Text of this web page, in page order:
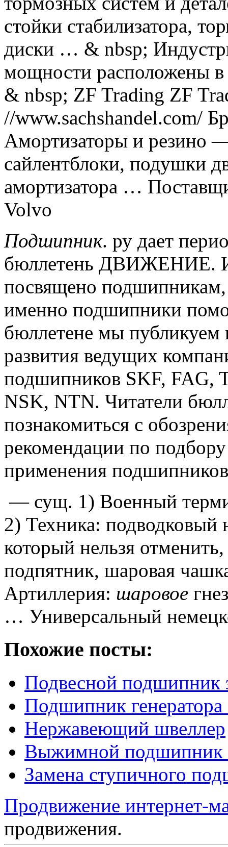
стойки стабилизатора,
диски … & nbsp;
мощности расположены
& nbsp; ZF Trading ZF
//www.sachshandel.com/
Амортизаторы и резино
сайлентблоки, подушки
амортизатора …
Volvo
Подшипник. ру дает
бюллетень ДВИЖЕНИЕ.
посвящено подшипникам,
именно подшипники
бюллетене мы публикуем
развития ведущих
подшипников SKF, FAG,
NSK, NTN. Читатели
познакомиться с
рекомендации по
применения
— сущ. 1) Военный
2) Техника:
который нельзя
подпятник, шаровая
Артиллерия: шаровое
… Универсальный
Похожие посты:
Подвесной подшипник
Подшипник генератора
Нержавеющий швеллер
Выжимной подшипник
Замена ступичного
Продвижение интернет-
продвижения.